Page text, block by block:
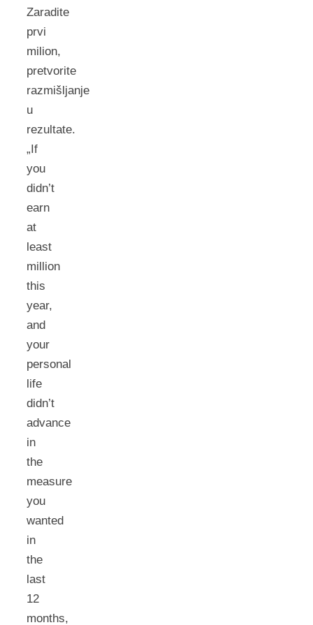
Zaradite
prvi
milion,
pretvorite
razmišljanje
u
rezultate.
„If
you
didn’t
earn
at
least
million
this
year,
and
your
personal
life
didn’t
advance
in
the
measure
you
wanted
in
the
last
12
months,